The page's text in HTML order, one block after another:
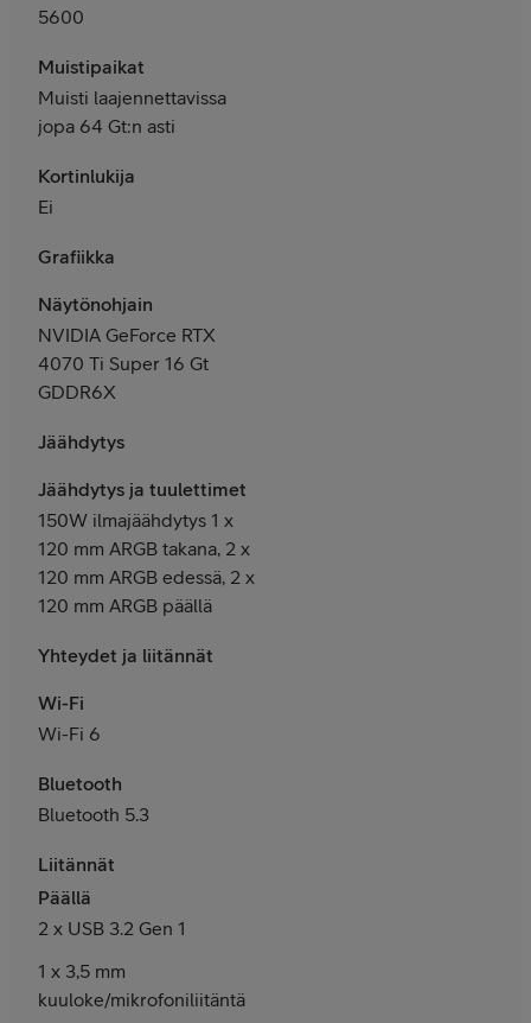
5600
Muistipaikat
Muisti laajennettavissa
jopa 64 Gt:n asti
Kortinlukija
Ei
Grafiikka
Näytönohjain
NVIDIA GeForce RTX
4070 Ti Super 16 Gt
GDDR6X
Jäähdytys
Jäähdytys ja tuulettimet
150W ilmajäähdytys 1 x
120 mm ARGB takana, 2 x
120 mm ARGB edessä, 2 x
120 mm ARGB päällä
Yhteydet ja liitännät
Wi-Fi
Wi-Fi 6
Bluetooth
Bluetooth 5.3
Liitännät
Päällä
2 x USB 3.2 Gen 1
1 x 3,5 mm
kuuloke/mikrofoniliitäntä